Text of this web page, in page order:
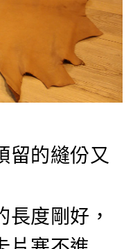
留的縫份又
長度剛好，